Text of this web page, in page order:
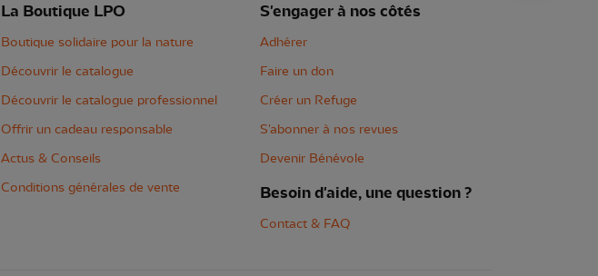
La Boutique LPO
Boutique solidaire pour la nature
Découvrir le catalogue
Découvrir le catalogue professionnel
Offrir un cadeau responsable
Actus & Conseils
Conditions générales de vente
S'engager à nos côtés
Adhérer
Faire un don
Créer un Refuge
S'abonner à nos revues
Devenir Bénévole
Besoin d'aide, une question ?
Contact & FAQ